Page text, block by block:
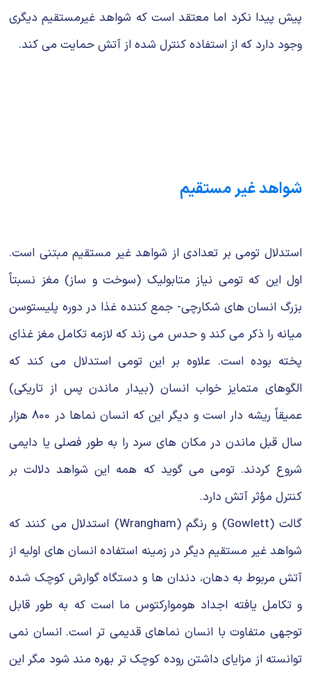
پیش پیدا نکرد اما معتقد است که شواهد غیرمستقیم دیگری
وجود دارد که از استفاده کنترل شده از آتش حمایت می کند.
شواهد غیر مستقیم
استدلال تومی بر تعدادی از شواهد غیر مستقیم مبتنی است.
اول این که تومی نیاز متابولیک (سوخت و ساز) مغز نسبتاً
بزرگ انسان های شکارچی- جمع کننده غذا در دوره پلیستوسن
میانه را ذکر می کند و حدس می زند که لازمه تکامل مغز غذای
پخته بوده است. علاوه بر این تومی استدلال می کند که
الگوهای متمایز خواب انسان (بیدار ماندن پس از تاریکی)
عمیقاً ریشه دار است و دیگر این که انسان نماها در 800 هزار
سال قبل ماندن در مکان های سرد را به طور فصلی یا دایمی
شروع کردند. تومی می گوید که همه این شواهد دلالت بر
کنترل مؤثر آتش دارد.
گالت (Gowlett) و رنگم (Wrangham) استدلال می کنند که
شواهد غیر مستقیم دیگر در زمینه استفاده انسان های اولیه از
آتش مربوط به دهان، دندان ها و دستگاه گوارش کوچک شده
و تکامل یافته اجداد هوموارکتوس ما است که به طور قابل
توجهی متفاوت با انسان نماهای قدیمی تر است. انسان نمی
توانسته از مزایای داشتن روده کوچک تر بهره مند شود مگر این